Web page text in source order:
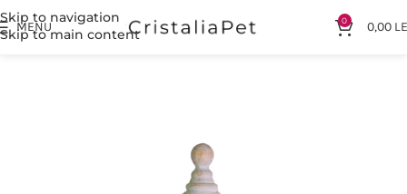
Skip to navigation
Skip to main content
MENU 0 0,00